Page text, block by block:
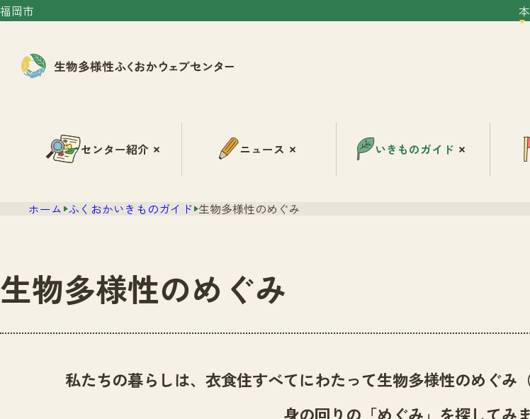
福岡市
センター紹介 ニュース いきものガイド
ホーム ふくおかいきものガイド 生物多様性のめぐみ
生物多様性のめぐみ
私たちの暮らしは、衣食住すべてにわたって生物多様性のめぐみ
身の回りの「めぐみ」を探してみ